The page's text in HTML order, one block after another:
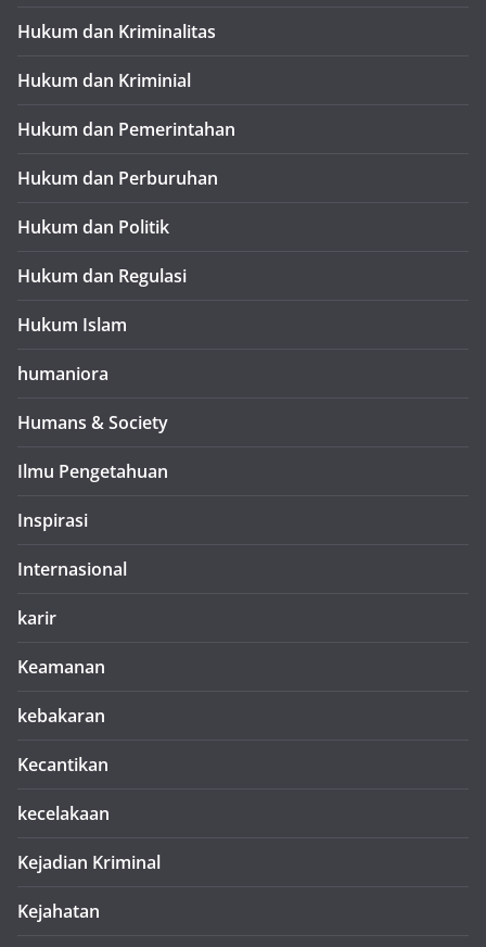
Hukum dan Kriminalitas
Hukum dan Kriminial
Hukum dan Pemerintahan
Hukum dan Perburuhan
Hukum dan Politik
Hukum dan Regulasi
Hukum Islam
humaniora
Humans & Society
Ilmu Pengetahuan
Inspirasi
Internasional
karir
Keamanan
kebakaran
Kecantikan
kecelakaan
Kejadian Kriminal
Kejahatan